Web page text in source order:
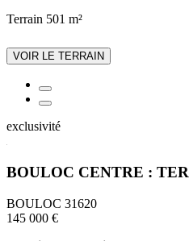
Terrain 501 m²
VOIR LE TERRAIN
exclusivité
BOULOC CENTRE :
BOULOC 31620
145 000 €